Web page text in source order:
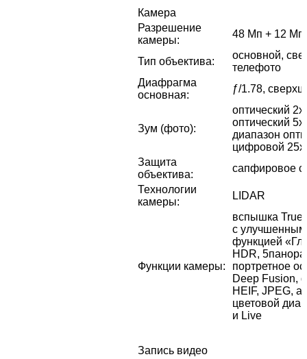
Камера
Разрешение
камеры:
48 Мп + 12 Мп
Тип объектива:
основной,
телефото
Диафрагма
основная:
ƒ/1.78,
Зум (фото):
оптический
оптический
диапазон
цифровой 25x
Защита
объектива:
сапфировое
Технологии
камеры:
LIDAR
Функции камеры:
вспышка True
с
функцией
HDR,
портретное
Deep Fusion,
HEIF, JPEG,
цветовой
и Live
Запись видео